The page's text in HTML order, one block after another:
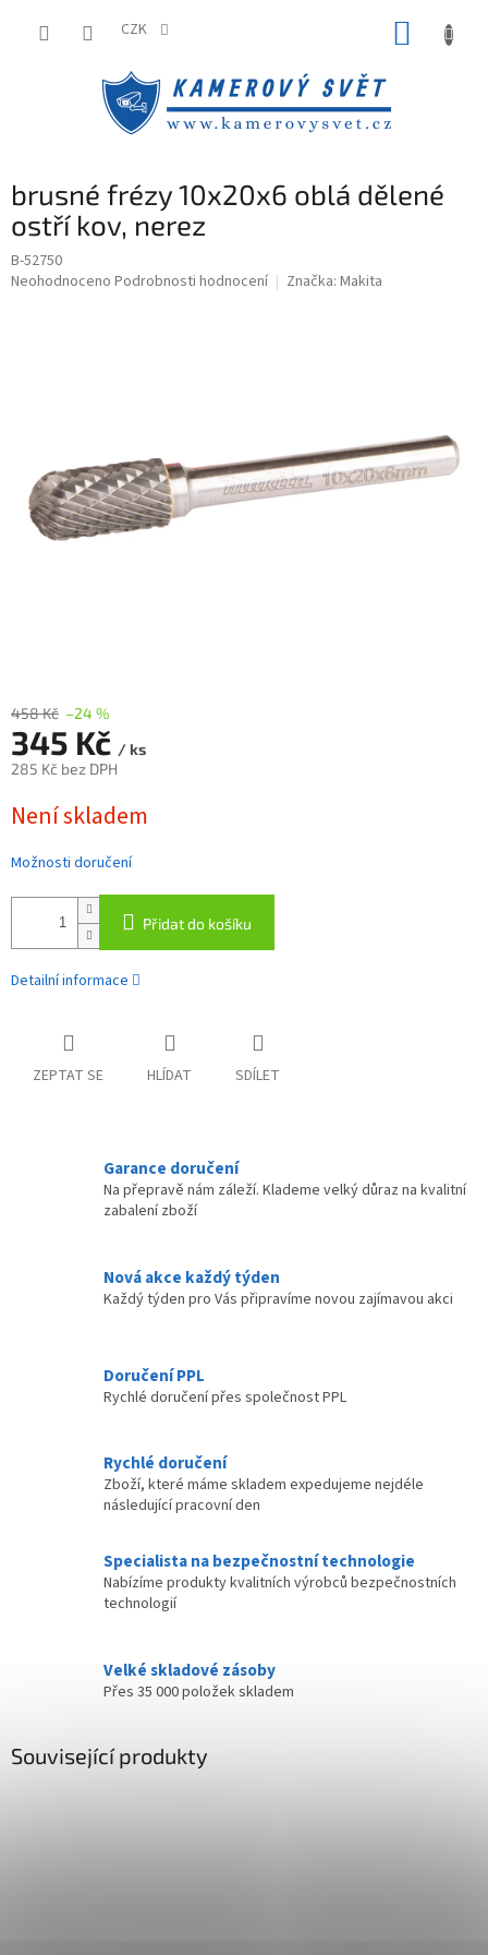
CZK
brusné frézy 10x20x6 oblá dělené
ostří kov, nerez
B-52750
Průměrné
Neohodnoceno Podrobnosti hodnocení Značka: Makita
458 Kč –24 %
345 Kč / ks
285 Kč bez DPH
cena:
Není skladem
Možnosti doručení
Přidat do košíku
Detailní informace
ZEPTAT SE HLÍDAT SDÍLET
Garance doručení
Na přepravě nám záleží. Klademe velký důraz na kvalitní
zabalení zboží
Nová akce každý týden
Každý týden pro Vás připravíme novou zajímavou akci
Doručení PPL
Rychlé doručení přes společnost PPL
Rychlé doručení
Zboží, které máme skladem expedujeme nejdéle
následující pracovní den
Specialista na bezpečnostní technologie
Nabízíme produkty kvalitních výrobců bezpečnostních
technologií
Velké skladové zásoby
Přes 35 000 položek skladem
Související produkty